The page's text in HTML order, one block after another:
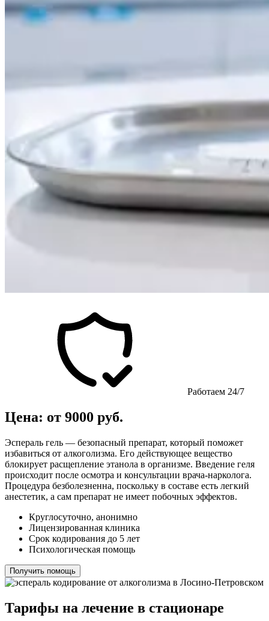
Работаем 24/7
Цена: от 9000 руб.
Эспераль гель — безопасный препарат, который поможет
избавиться от алкоголизма. Его действующее вещество
блокирует расщепление этанола в организме. Введение геля
происходит после осмотра и консультации врача-нарколога.
Процедура безболезненна, поскольку в составе есть легкий
анестетик, а сам препарат не имеет побочных эффектов.
Круглосуточно, анонимно
Лицензированная клиника
Срок кодирования до 5 лет
Психологическая помощь
Получить помощь
Тарифы на лечение в стационаре